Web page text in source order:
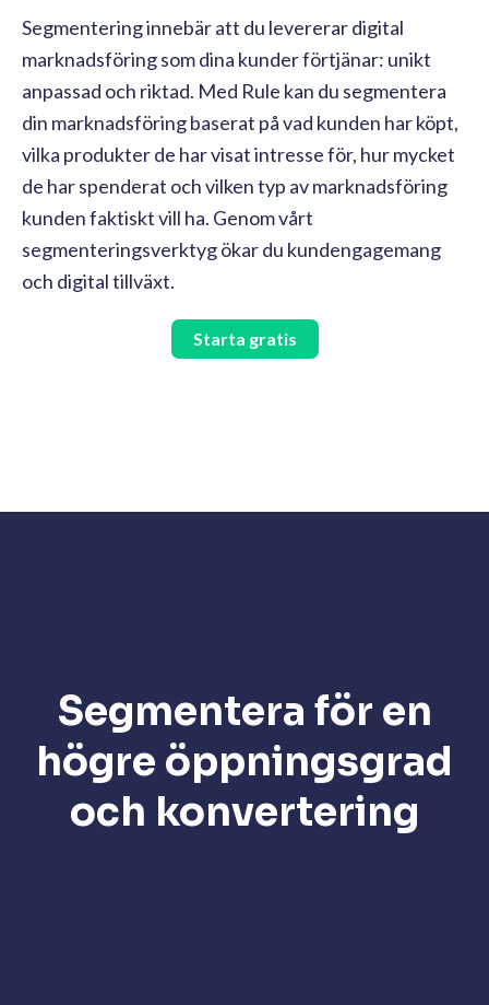
Segmentering innebär att du levererar digital
marknadsföring som dina kunder förtjänar: unikt
anpassad och riktad. Med Rule kan du segmentera
din marknadsföring baserat på vad kunden har köpt,
vilka produkter de har visat intresse för, hur mycket
de har spenderat och vilken typ av marknadsföring
kunden faktiskt vill ha. Genom vårt
segmenteringsverktyg ökar du kundengagemang
och digital tillväxt.
Starta gratis
Segmentera för en
högre öppningsgrad
och konvertering